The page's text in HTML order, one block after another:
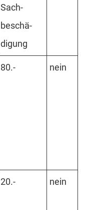
Sach­
beschä­
digung
80.- nein
20.- nein